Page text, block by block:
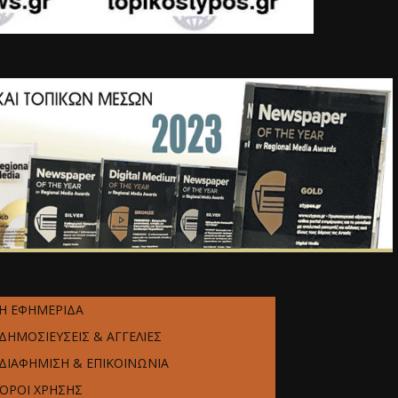
ΕΦΗΜΕΡΙΔΑ
& ΑΓΓΕΛΙΕΣ
& ΕΠΙΚΟΙΝΩΝΙΑ
ΧΡΗΣΗΣ